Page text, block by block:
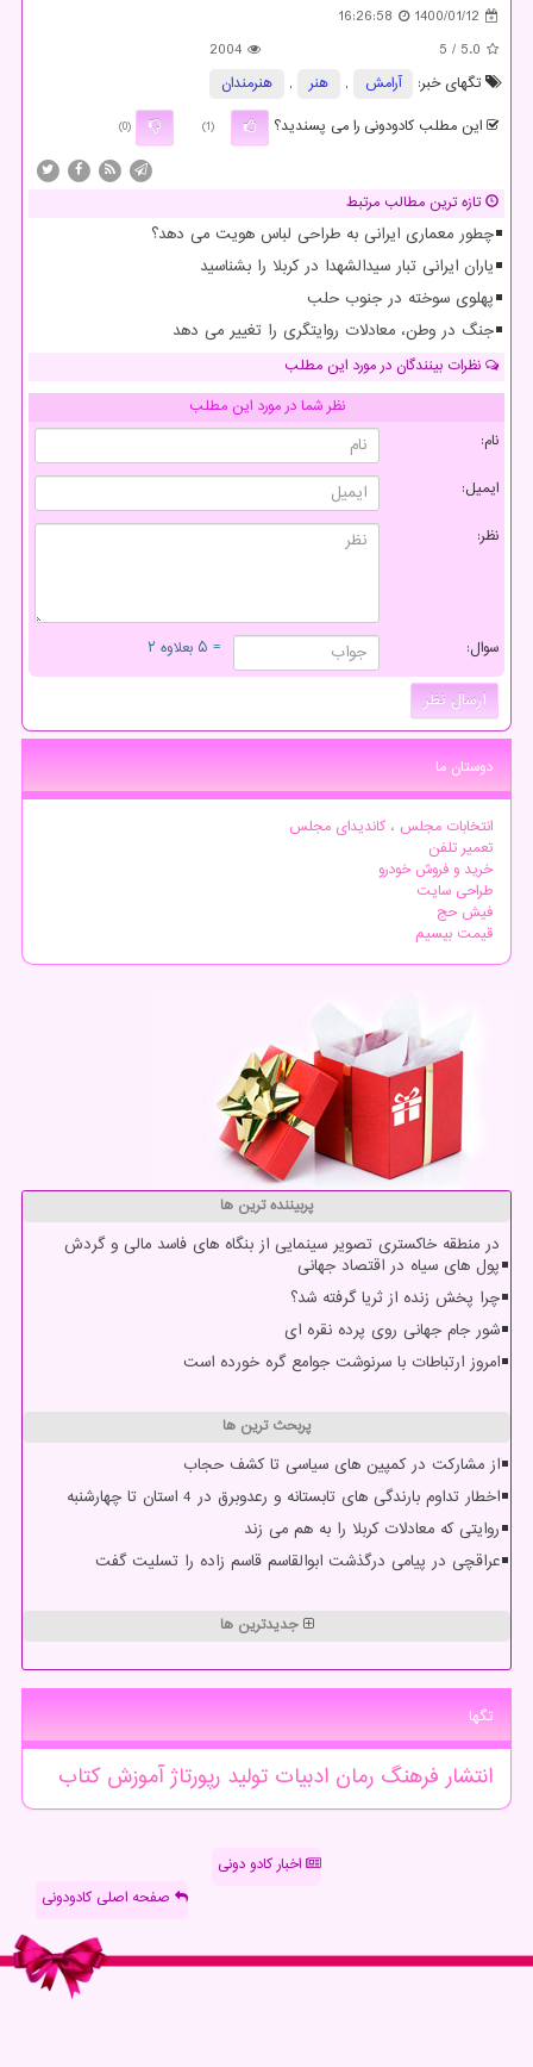
1400/01/12
16:26:58
5.0
/ 5
2004
تگهای خبر:
آرامش , هنر ,
هنرمندان
این مطلب کادودونی را می پسندید؟
(1)
(0)
تازه ترین مطالب مرتبط
چطور معماری ایرانی به طراحی لباس هویت می دهد؟
یاران ایرانی تبار سیدالشهدا در کربلا را بشناسید
پهلوی سوخته در جنوب حلب
جنگ در وطن، معادلات روایتگری را تغییر می دهد
نظرات بینندگان در مورد این مطلب
نظر شما در مورد این مطلب
نام:
ایمیل:
نظر:
سوال: = ۵ بعلاوه ۲
دوستان ما
انتخابات مجلس ، کاندیدای مجلس
تعمیر تلفن
خرید و فروش خودرو
طراحی سایت
فیش حج
قیمت بیسیم
پربیننده ترین ها
در منطقه خاکستری تصویر سینمایی از بنگاه های فاسد مالی و گردش
پول های سیاه در اقتصاد جهانی
چرا پخش زنده از ثریا گرفته شد؟
شور جام جهانی روی پرده نقره ای
امروز ارتباطات با سرنوشت جوامع گره خورده است
پربحث ترین ها
از مشارکت در کمپین های سیاسی تا کشف حجاب
اخطار تداوم بارندگی های تابستانه و رعدوبرق در 4 استان تا چهارشنبه
روایتی که معادلات کربلا را به هم می زند
عراقچی در پیامی درگذشت ابوالقاسم قاسم زاده را تسلیت گفت
جدیدترین ها
تگها
انتشار فرهنگ رمان ادبیات تولید رپورتاژآموزشكتاب
اخبار کادو دونی
صفحه اصلی کادودونی